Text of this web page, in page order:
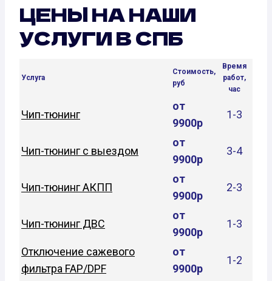
ЦЕНЫ НА НАШИ
УСЛУГИ В СПБ
Услуга
Стоимость,
руб
Время
работ,
час
Чип-тюнинг
от
9900р
1-3
Чип-тюнинг с выездом
от
9900р
3-4
Чип-тюнинг АКПП
от
9900р
2-3
Чип-тюнинг ДВС
от
9900р
1-3
Отключение сажевого
фильтра FAP/DPF
от
9900р
1-2